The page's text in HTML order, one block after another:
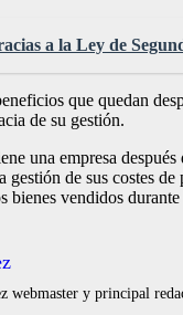
a la Ley de
que quedan
de su gestión.
una empresa
gestión de sus costes
bienes vendidos
webmaster y principal